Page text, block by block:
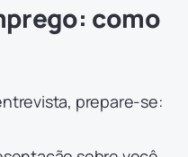
como
prepare-se: